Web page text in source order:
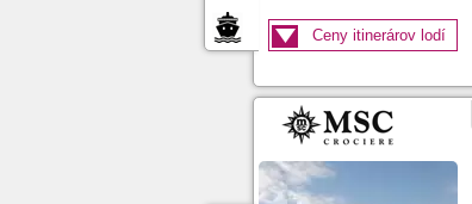
Ceny itinerárov lodí